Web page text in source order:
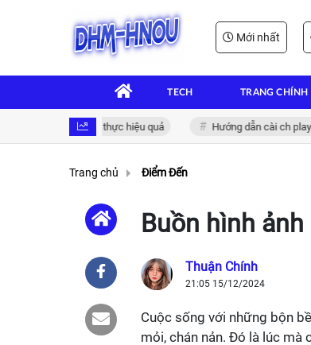
Mới nhất
TECH TRANG CHÍNH
Giải pháp xác thực hiệu quả Hướng dẫn cài ch play cho
Trang chủ Điểm Đến
Buồn hình
Thuận Chính
21:05 15/12/2024
Cuộc sống với những bộn
mỏi, chán nản. Đó là lúc mà